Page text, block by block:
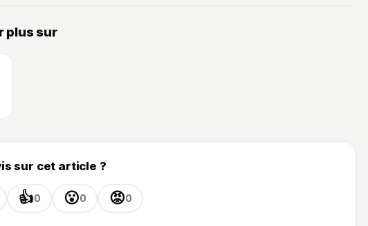
plus sur
sur cet article ?
👍0 😮0 😡0